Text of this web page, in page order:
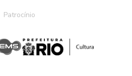
Patrocínio